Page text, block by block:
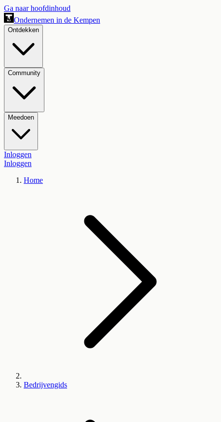
Ga naar hoofdinhoud
Ondernemen in de Kempen
Ontdekken
Community
Meedoen
Inloggen
Inloggen
Home
Bedrijvengids